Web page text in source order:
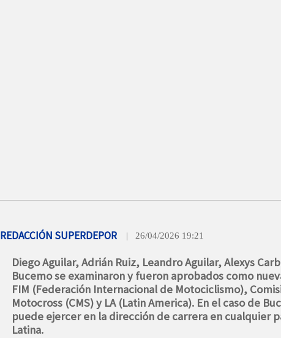
REDACCIÓN SUPERDEPOR | 26/04/2026 19:21
Diego Aguilar, Adrián Ruiz, Leandro Aguilar, Alexys
Bucemo se examinaron y fueron aprobados como
FIM (Federación Internacional de Motociclismo),
Motocross (CMS) y LA (Latin America). En el caso de
puede ejercer en la dirección de carrera en cualquier
Latina.